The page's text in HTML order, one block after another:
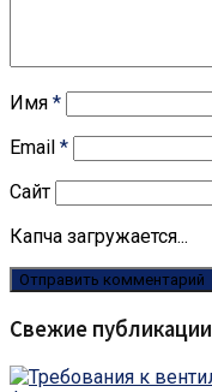
Имя *
Email *
Сайт
Капча загружается...
Свежие публикации